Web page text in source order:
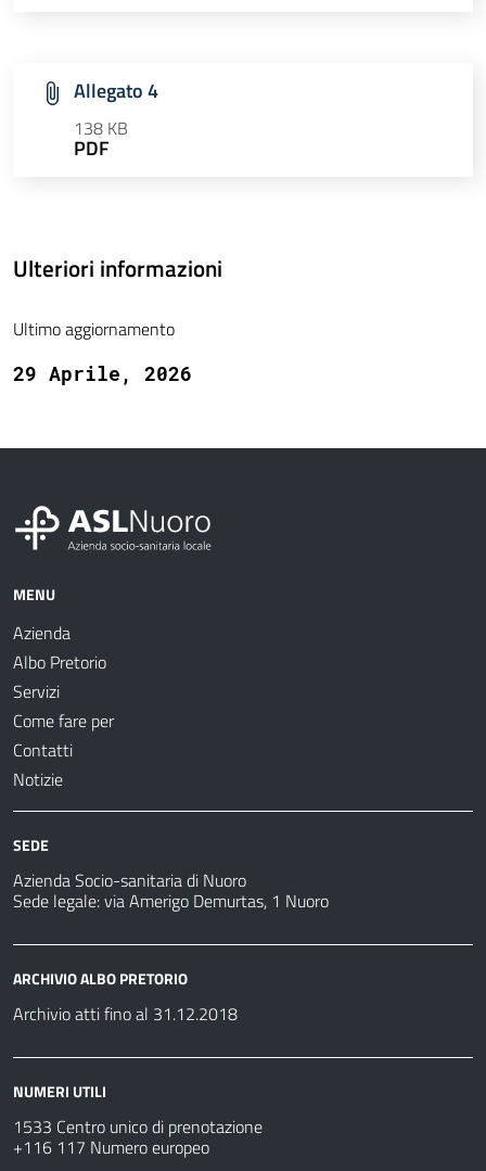
Allegato 4
138 KB
PDF
Ulteriori informazioni
Ultimo aggiornamento
29 Aprile, 2026
MENU
Azienda
Albo Pretorio
Servizi
Come fare per
Contatti
Notizie
SEDE
Azienda Socio-sanitaria di Nuoro
Sede legale: via Amerigo Demurtas, 1 Nuoro
ARCHIVIO ALBO PRETORIO
Archivio atti fino al 31.12.2018
NUMERI UTILI
1533 Centro unico di prenotazione
+116 117 Numero europeo